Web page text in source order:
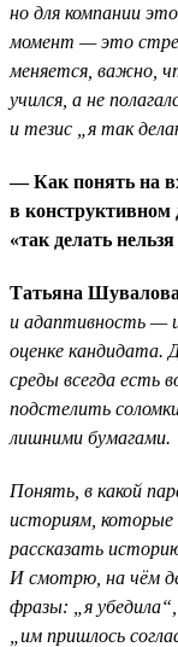
но для компании
момент — это
меняется, важно,
учился, а не
и тезис „я так
— Как понять на
в конструктивном
«так делать
Татьяна
и адаптивность —
оценке кандидата.
среды всегда есть
подстелить
лишними бумагами.
Понять, в какой
историям, которые
рассказать
И смотрю, на чём
фразы: „я
„им пришлось